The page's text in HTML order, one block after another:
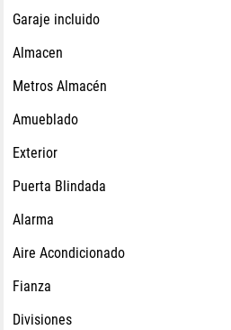
Garaje incluido
Almacen
Metros Almacén
Amueblado
Exterior
Puerta Blindada
Alarma
Aire Acondicionado
Fianza
Divisiones